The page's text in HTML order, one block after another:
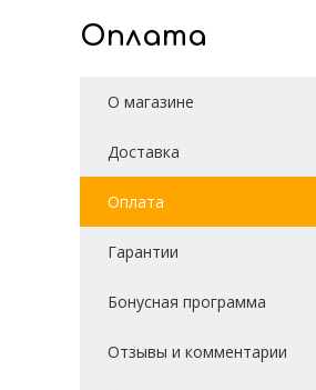
Оплата
О магазине
Доставка
Оплата
Гарантии
Бонусная программа
Отзывы и комментарии